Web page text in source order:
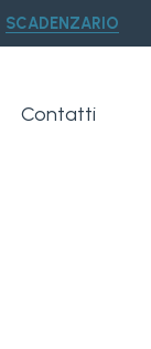
SCADENZARIO
Contatti